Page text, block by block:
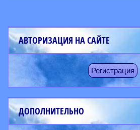
АВТОРИЗАЦИЯ НА САЙТЕ
Регистрация
ДОПОЛНИТЕЛЬНО